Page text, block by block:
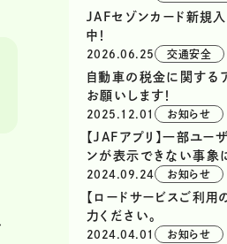
JAFセゾンカード新規
中！
2026.06.25 交通安全
自動車の税金に関する
お願いします！
2025.12.01 お知らせ
【JAFアプリ】一部ユー
ンが表示できない事象
2024.09.24 お知らせ
【ロードサービスご利用
力ください。
2024.04.01 お知らせ